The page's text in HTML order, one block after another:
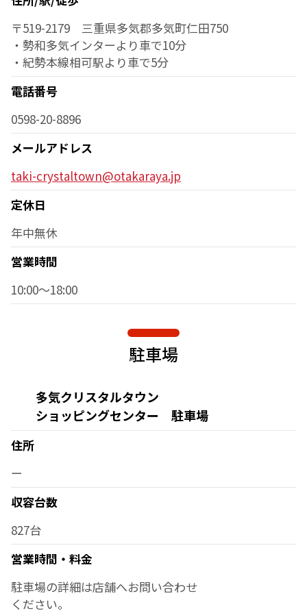
〒519-2179 三重県多気郡多気町仁田750
・勢和多気インターより車で10分
・紀勢本線相可駅より車で5分
電話番号
0598-20-8896
メールアドレス
taki-crystaltown@otakaraya.jp
定休日
年中無休
営業時間
10:00～18:00
駐車場
多気クリスタルタウン
ショッピングセンター 駐車場
住所
ー
収容台数
827台
営業時間・料金
駐車場の詳細は店舗へお問い合わせ
ください。